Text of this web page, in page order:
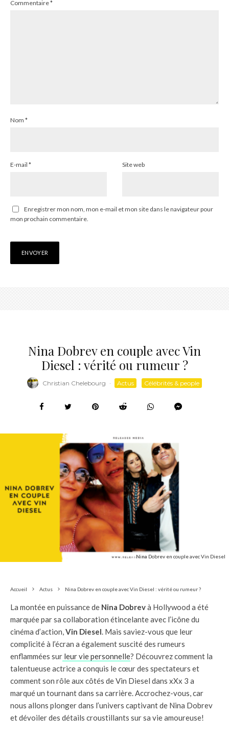
Commentaire*
Nom *
E-mail * Site web
Enregistrer mon nom, mon e-mail et mon site dans le navigateur pour
mon prochain commentaire.
Nina Dobrev en couple avec Vin
Diesel : vérité ou rumeur ?
Christian Chelebourg · Actus Célébrités & people
Nina Dobrev en couple avec Vin Diesel
Accueil Actus Nina Dobrev en couple avec Vin Diesel : vérité ou rumeur ?
La montée en puissance de Nina Dobrevà Hollywood a été
marquée par sa collaboration étincelante avec l’icône du
cinéma d’action,Vin Diesel. Mais saviez-vous que leur
complicité à l’écran a également suscité des rumeurs
enflammées sur leur vie personnelle? Découvrez comment la
talentueuse actrice a conquis le cœur des spectateurs et
comment son rôle aux côtés de Vin Diesel dans xXx 3 a
marqué un tournant dans sa carrière. Accrochez-vous, car
nous allons plonger dans l’univers captivant de Nina Dobrev
et dévoiler des détails croustillants sur sa vie amoureuse!